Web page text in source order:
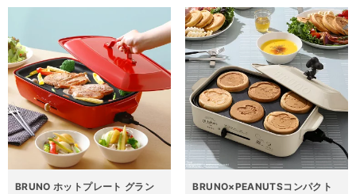
BRUNO ホットプレート グラン
BRUNO×PEANUTSコンパクト